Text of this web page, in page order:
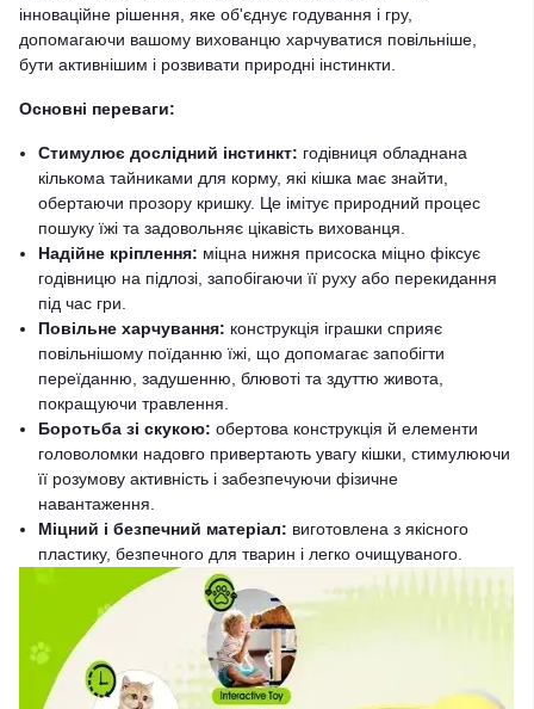
інноваційне рішення, яке об'єднує годування і гру,
допомагаючи вашому вихованцю харчуватися повільніше,
бути активнішим і розвивати природні інстинкти.
Основні переваги:
Стимулює дослідний інстинкт: годівниця обладнана
кількома тайниками для корму, які кішка має знайти,
обертаючи прозору кришку. Це імітує природний процес
пошуку їжі та задовольняє цікавість вихованця.
Надійне кріплення: міцна нижня присоска міцно фіксує
годівницю на підлозі, запобігаючи її руху або перекидання
під час гри.
Повільне харчування: конструкція іграшки сприяє
повільнішому поїданню їжі, що допомагає запобігти
переїданню, задушенню, блювоті та здуттю живота,
покращуючи травлення.
Боротьба зі скукою: обертова конструкція й елементи
головоломки надовго привертають увагу кішки, стимулюючи
її розумову активність і забезпечуючи фізичне
навантаження.
Міцний і безпечний матеріал: виготовлена з якісного
пластику, безпечного для тварин і легко очищуваного.